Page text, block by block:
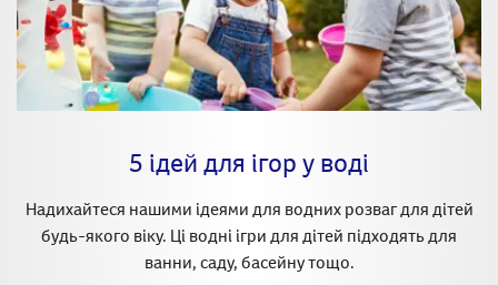
5 ідей для ігор у воді
Надихайтеся нашими ідеями для водних розваг для дітей
будь-якого віку. Ці водні ігри для дітей підходять для
ванни, саду, басейну тощо.